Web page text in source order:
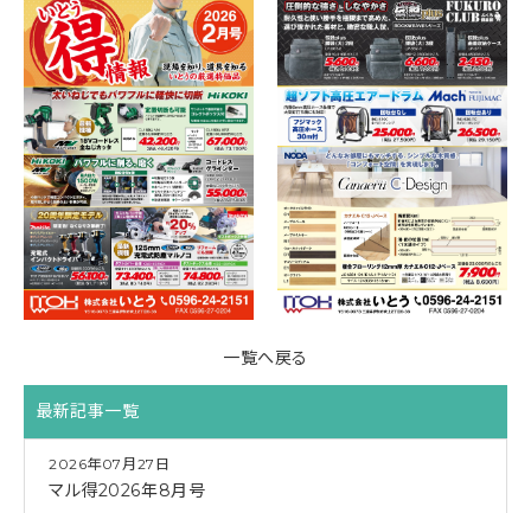
一覧へ戻る
最新記事一覧
2026年07月27日
マル得2026年8月号